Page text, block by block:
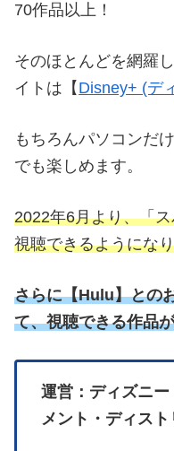
70作品以上！
そのほとんどを網羅
イトは【 Disney+ (デ
もちろんパソコンだ
でも楽しめます。
2022年6月より、「
視聴できるようにな
さらに【Hulu】との
て、視聴できる作品
運営：ディズニ
メント・ディス